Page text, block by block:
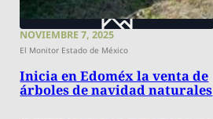
NOVIEMBRE 7, 2025
El Monitor Estado de México
Inicia en Edoméx la venta de
árboles de navidad naturales